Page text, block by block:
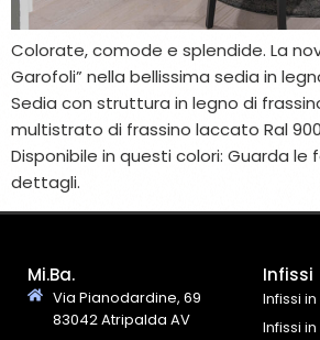
Colorate, comode e splendide. La
Garofoli” nella bellissima sedia in
Sedia con struttura in legno di
multistrato di frassino laccato Ral
Disponibile in questi colori: Guarda le
dettagli.
Mi.Ba.
Via Pianodardine, 69
83042 Atripalda AV
Infissi
Infissi
Infissi